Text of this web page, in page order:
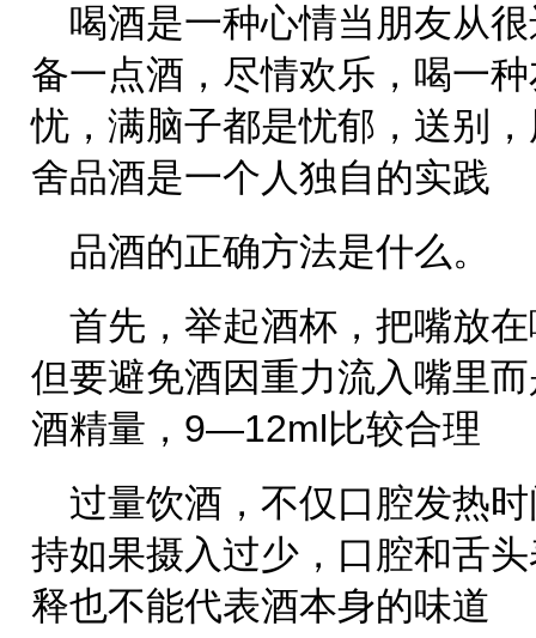
喝酒是一种心情当朋友从
备一点酒，尽情欢乐，喝一
忧，满脑子都是忧郁，送别
舍品酒是一个人独自的实践
品酒的正确方法是什么。
首先，举起酒杯，把嘴放
但要避免酒因重力流入嘴里
酒精量，9—12ml比较合理
过量饮酒，不仅口腔发热
持如果摄入过少，口腔和舌
释也不能代表酒本身的味道